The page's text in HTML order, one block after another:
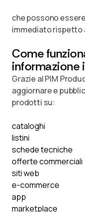
che possono
immediato rispetto
Come
informazione
Grazie al PIM
aggiornare e
prodotti su:
cataloghi
listini
schede tecniche
offerte commerciali
siti web
e-commerce
app
marketplace